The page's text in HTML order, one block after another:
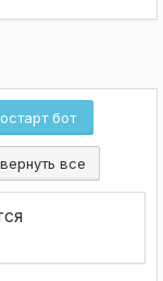
бот
все